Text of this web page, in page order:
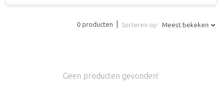
0 producten Sorteren op Meest bekeken
Geen producten gevonden!